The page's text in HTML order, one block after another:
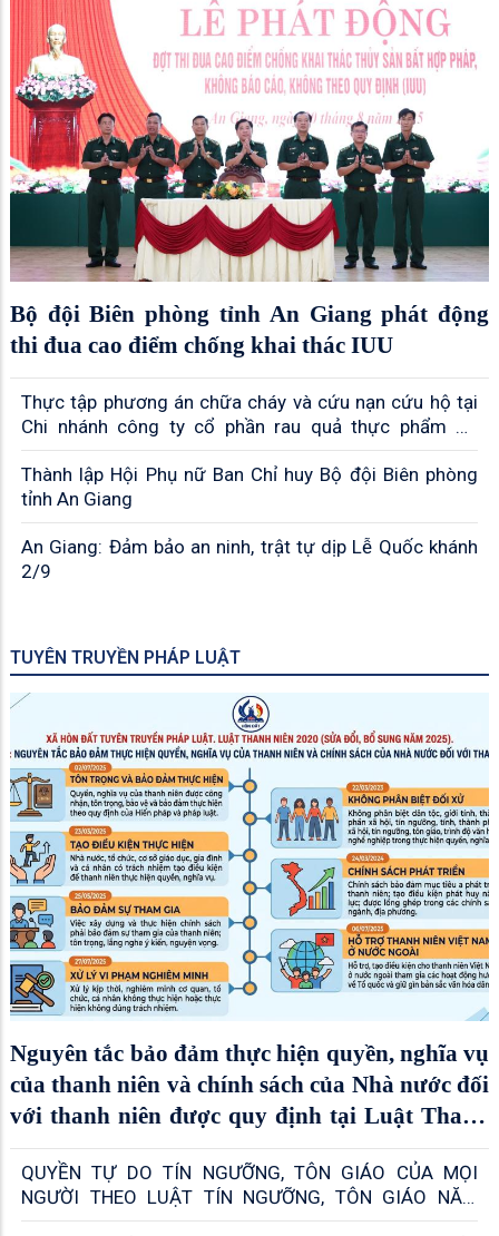
Bộ đội Biên phòng tỉnh An Giang phát động
thi đua cao điểm chống khai thác IUU
Thực tập phương án chữa cháy và cứu nạn cứu hộ tại
Chi nhánh công ty cổ phần rau quả thực phẩm An
Giang
Thành lập Hội Phụ nữ Ban Chỉ huy Bộ đội Biên phòng
tỉnh An Giang
An Giang: Đảm bảo an ninh, trật tự dịp Lễ Quốc khánh
2/9
TUYÊN TRUYỀN PHÁP LUẬT
Nguyên tắc bảo đảm thực hiện quyền, nghĩa vụ
của thanh niên và chính sách của Nhà nước đối
với thanh niên được quy định tại Luật Thanh
niên năm 2020 (sửa đổi, bổ sung năm 2025)
QUYỀN TỰ DO TÍN NGƯỠNG, TÔN GIÁO CỦA MỌI
NGƯỜI THEO LUẬT TÍN NGƯỠNG, TÔN GIÁO NĂM
2016